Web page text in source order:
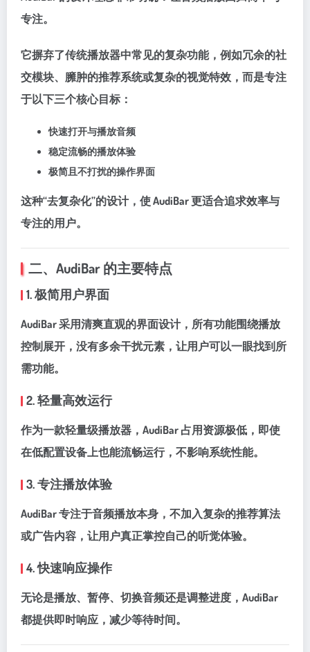
专注。
它摒弃了传统播放器中常见的复杂功能，例如冗余的社
交模块、臃肿的推荐系统或复杂的视觉特效，而是专注
于以下三个核心目标：
快速打开与播放音频
稳定流畅的播放体验
极简且不打扰的操作界面
这种“去复杂化”的设计，使 AudiBar 更适合追求效率与
专注的用户。
二、AudiBar 的主要特点
1. 极简用户界面
AudiBar 采用清爽直观的界面设计，所有功能围绕播放
控制展开，没有多余干扰元素，让用户可以一眼找到所
需功能。
2. 轻量高效运行
作为一款轻量级播放器，AudiBar 占用资源极低，即使
在低配置设备上也能流畅运行，不影响系统性能。
3. 专注播放体验
AudiBar 专注于音频播放本身，不加入复杂的推荐算法
或广告内容，让用户真正掌控自己的听觉体验。
4. 快速响应操作
无论是播放、暂停、切换音频还是调整进度，AudiBar
都提供即时响应，减少等待时间。